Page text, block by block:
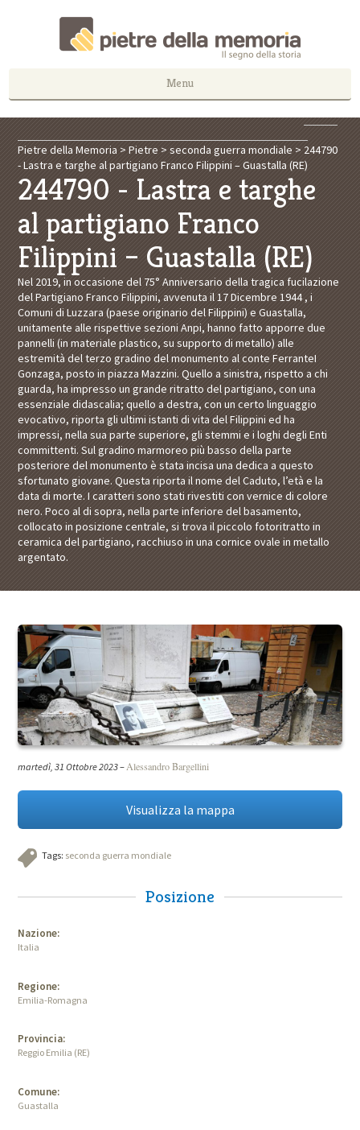
Menu
Pietre della Memoria >Pietre >seconda guerra mondiale > 244790
- Lastra e targhe al partigiano Franco Filippini – Guastalla (RE)
244790 - Lastra e targhe
al partigiano Franco
Filippini – Guastalla (RE)
Nel 2019, in occasione del 75° Anniversario della tragica fucilazione
del Partigiano Franco Filippini, avvenuta il 17 Dicembre 1944 , i
Comuni di Luzzara (paese originario del Filippini) e Guastalla,
unitamente alle rispettive sezioni Anpi, hanno fatto apporre due
pannelli (in materiale plastico, su supporto di metallo) alle
estremità del terzo gradino del monumento al conte FerranteI
Gonzaga, posto in piazza Mazzini. Quello a sinistra, rispetto a chi
guarda, ha impresso un grande ritratto del partigiano, con una
essenziale didascalia; quello a destra, con un certo linguaggio
evocativo, riporta gli ultimi istanti di vita del Filippini ed ha
impressi, nella sua parte superiore, gli stemmi e i loghi degli Enti
committenti. Sul gradino marmoreo più basso della parte
posteriore del monumento è stata incisa una dedica a questo
sfortunato giovane. Questa riporta il nome del Caduto, l’età e la
data di morte. I caratteri sono stati rivestiti con vernice di colore
nero. Poco al di sopra, nella parte inferiore del basamento,
collocato in posizione centrale, si trova il piccolo fotoritratto in
ceramica del partigiano, racchiuso in una cornice ovale in metallo
argentato.
martedì, 31 Ottobre 2023–Alessandro Bargellini
Visualizza la mappa
Tags: seconda guerra mondiale
Posizione
Nazione:
Italia
Regione:
Emilia-Romagna
Provincia:
Reggio Emilia (RE)
Comune:
Guastalla